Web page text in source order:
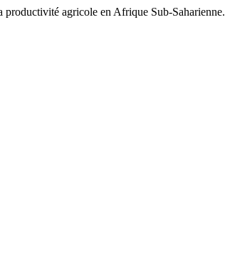
agricole en Afrique Sub-Saharienne.